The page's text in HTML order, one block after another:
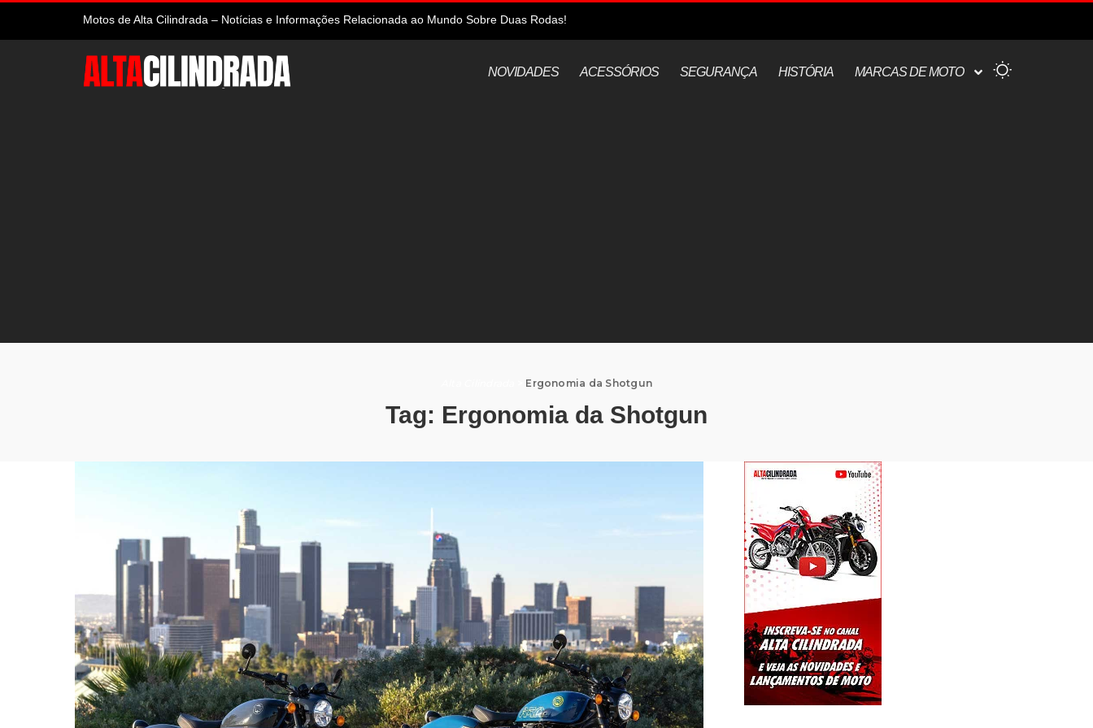
Motos de Alta Cilindrada – Notícias e Informações Relacionada ao Mundo Sobre Duas Rodas!
NOVIDADES ACESSÓRIOS SEGURANÇA HISTÓRIA MARCAS DE MOTO
Ergonomia da Shotgun
Tag: Ergonomia da Shotgun